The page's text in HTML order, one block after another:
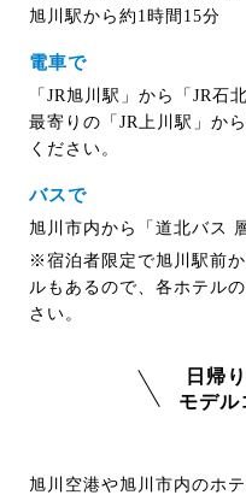
旭川駅から約1時間15分
電車で
「JR旭川駅」から「JR石
最寄りの「JR上川駅」か
ください。
バスで
旭川市内から「道北バス
※宿泊者限定で旭川駅前
ルもあるので、各ホテル
さい。
日帰
モデル
旭川空港や旭川市内のホ